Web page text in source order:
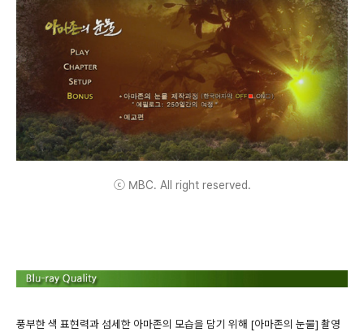
ⓒ MBC. All right reserved.
풍부한 색 표현력과 섬세한 아마존의 모습을 담기 위해 [아마존의 눈물] 촬영